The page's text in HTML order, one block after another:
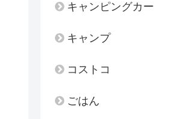
キャンピングカー
キャンプ
コストコ
ごはん